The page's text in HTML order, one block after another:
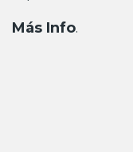
Más Info.